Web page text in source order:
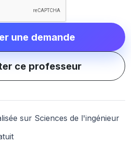
une demande
ce professeur
sur Sciences de l'ingénieur